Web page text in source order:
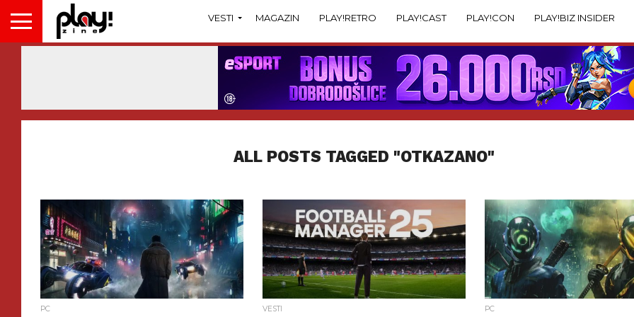
VESTI MAGAZIN PLAY!RETRO PLAY!CAST PLAY!CON PLAY!BIZ INSIDER
ALL POSTS TAGGED "OTKAZANO"
PC VESTI PC